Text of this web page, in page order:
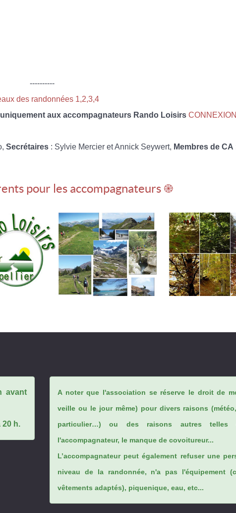
----------
des randonnées 1,2,3,4
aux accompagnateurs Rando Loisirs CONNEXION
Secrétaires : Sylvie Mercier et Annick Seywert, Membres de CA
pour les accompagnateurs ֎
avant
20 h.
A noter que l'association se réserve le droit de
veille ou le jour même) pour divers raisons
particulier…) ou des raisons autres telles
l'accompagnateur, le manque de covoitureur...
L’accompagnateur peut également refuser une
niveau de la randonnée, n'a pas l'équipement
vêtements adaptés), piquenique, eau, etc...